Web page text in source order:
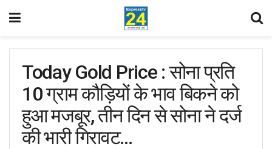
Today Gold Price : सोना प्रति
10 ग्राम कौड़ियों के भाव बिकने को
हुआ मजबूर, तीन दिन से सोना ने दर्ज
की भारी गिरावट…